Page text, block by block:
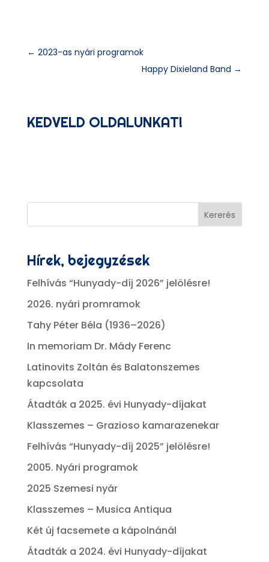
← 2023-as nyári programok
Happy Dixieland Band →
KEDVELD OLDALUNKAT!
Kererés
Hírek, bejegyzések
Felhívás “Hunyady-díj 2026” jelölésre!
2026. nyári promramok
Tahy Péter Béla (1936–2026)
In memoriam Dr. Mády Ferenc
Latinovits Zoltán és Balatonszemes
kapcsolata
Átadták a 2025. évi Hunyady-díjakat
Klasszemes – Grazioso kamarazenekar
Felhívás “Hunyady-díj 2025” jelölésre!
2005. Nyári programok
2025 Szemesi nyár
Klasszemes – Musica Antiqua
Két új facsemete a kápolnánál
Átadták a 2024. évi Hunyady-díjakat